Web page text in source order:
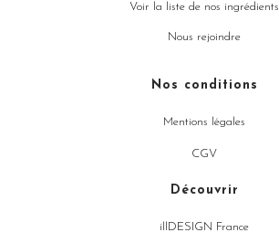
Voir la liste de nos ingrédients
Nous rejoindre
Nos conditions
Mentions légales
CGV
Découvrir
illDESIGN France